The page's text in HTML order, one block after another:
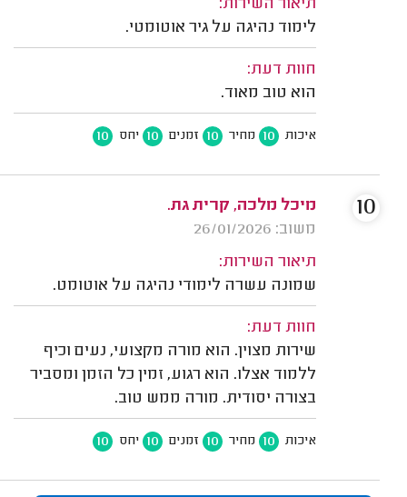
תיאור השירות:
לימוד נהיגה על גיר אוטומטי.
חוות דעת:
הוא טוב מאוד.
איכות 10 מחיר 10 זמנים 10 יחס 10
מיכל מלכה, קרית גת.
משוב: 26/01/2026
תיאור השירות:
שמונה עשרה לימודי נהיגה על אוטומט.
חוות דעת:
שירות מצוין. הוא מורה מקצועי, נעים וכיף
ללמוד אצלו. הוא רגוע, זמין כל הזמן ומסביר
בצורה יסודית. מורה ממש טוב.
איכות 10 מחיר 10 זמנים 10 יחס 10
10